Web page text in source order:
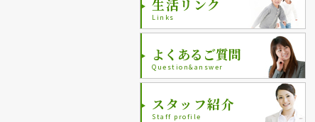
生活リンク
Links
よくあるご質問
Question&answer
スタッフ紹介
Staff profile